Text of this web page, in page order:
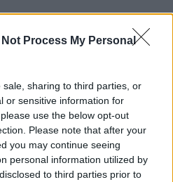
Not Process My Personal
sharing to third parties, or
or sensitive information for
use the below opt-out
Please note that after your
you may continue seeing
personal information utilized by
to third parties prior to
Θέατρο Επιδαύρου άνοιξε τις
μετατρέπει τη